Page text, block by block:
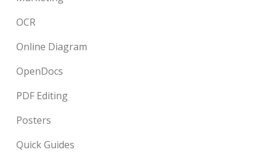
OCR
Online Diagram
OpenDocs
PDF Editing
Posters
Quick Guides